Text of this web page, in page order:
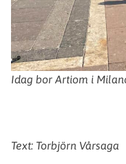
Idag bor Artiom i
Text: Torbjörn